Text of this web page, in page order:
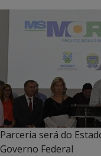
Parceria será do
Governo Federal